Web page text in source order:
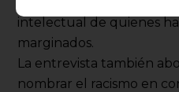
intelectual de quienes
marginados.
La entrevista también
nombrar el racismo en